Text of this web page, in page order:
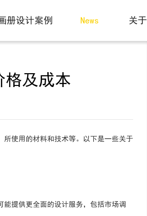
册设计案例
News
关于
格及成本
所使用的材料和技术等。以下是一些关于
提供更全面的设计服务，包括市场调